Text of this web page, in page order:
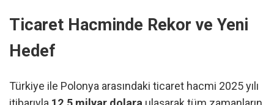
Ticaret Hacminde Rekor ve Yeni
Hedef
Türkiye ile Polonya arasındaki ticaret hacmi 2025 yılı